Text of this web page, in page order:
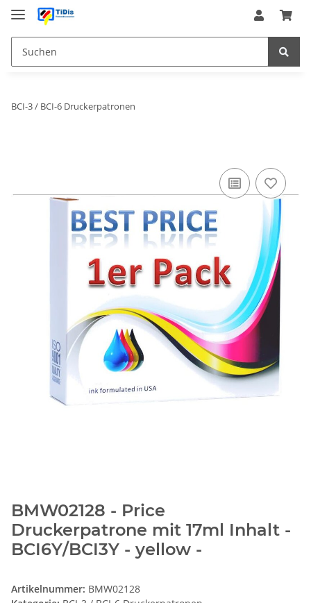
BCI-3 / BCI-6 Druckerpatronen
BMW02128 - Price
Druckerpatrone mit 17ml Inhalt -
BCI6Y/BCI3Y - yellow -
Artikelnummer: BMW02128